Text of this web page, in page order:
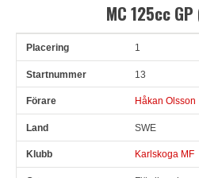
MC 125cc
Pl Snr 1
13
Håkan Olsson
SWE
Karlskoga MF